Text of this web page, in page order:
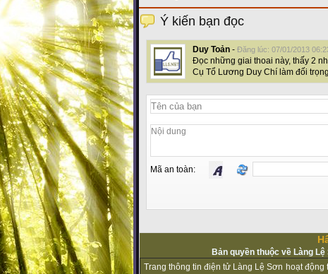
Ý kiến bạn đọc
Duy Toản - Đăng lúc: 07/01/2013
Đọc những giai thoai này, thấy 2
Cụ Tổ Lương Duy Chí làm đối
Mã an toàn:
Bản quyền thuộc về Làng
Trang thông tin điện tử Làng Lệ Sơn hoạt